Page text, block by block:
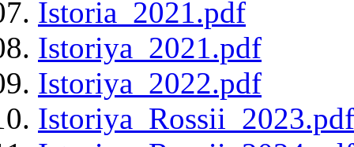
Istoria_2021.pdf
Istoriya_2021.pdf
Istoriya_2022.pdf
Istoriya_Rossii_2023.pdf